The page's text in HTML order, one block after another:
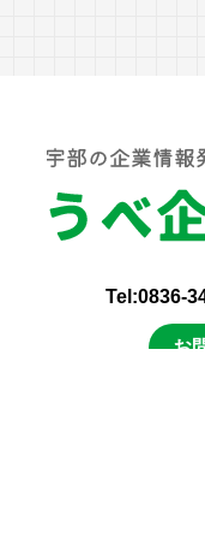
Tel:0836-
お